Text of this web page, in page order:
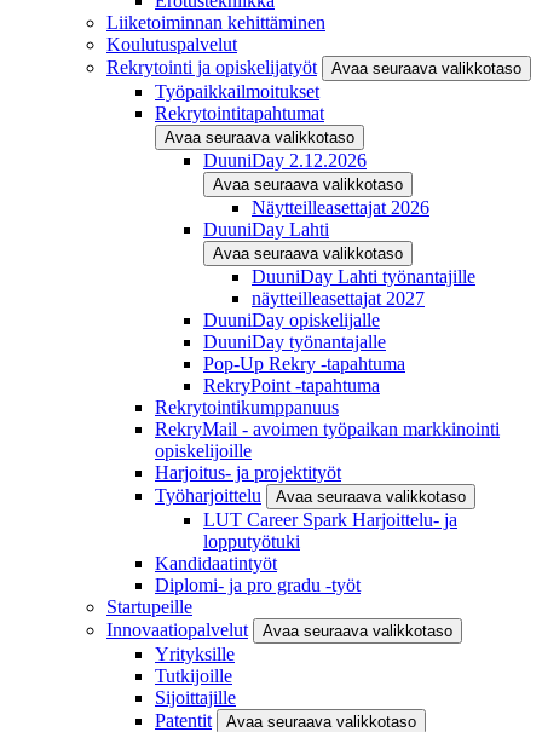
Liiketoiminnan kehittäminen
Koulutuspalvelut
Rekrytointi ja opiskelijatyöt
Avaa seuraava valikkotaso
Työpaikkailmoitukset
Rekrytointitapahtumat
Avaa seuraava valikkotaso
DuuniDay 2.12.2026
Avaa seuraava valikkotaso
Näytteilleasettajat 2026
DuuniDay Lahti
Avaa seuraava valikkotaso
DuuniDay Lahti työnantajille
näytteilleasettajat 2027
DuuniDay opiskelijalle
DuuniDay työnantajalle
Pop-Up Rekry -tapahtuma
RekryPoint -tapahtuma
Rekrytointikumppanuus
RekryMail - avoimen työpaikan markkinointi
opiskelijoille
Harjoitus- ja projektityöt
Työharjoittelu
Avaa seuraava valikkotaso
LUT Career Spark Harjoittelu- ja
lopputyötuki
Kandidaatintyöt
Diplomi- ja pro gradu -työt
Startupeille
Innovaatiopalvelut
Avaa seuraava valikkotaso
Yrityksille
Tutkijoille
Sijoittajille
Patentit
Avaa seuraava valikkotaso